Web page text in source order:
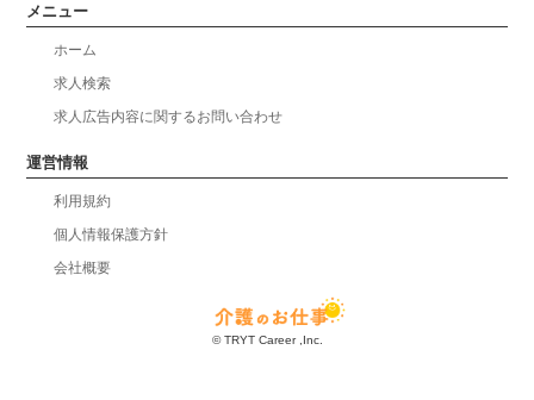
メニュー
ホーム
求人検索
求人広告内容に関するお問い合わせ
運営情報
利用規約
個人情報保護方針
会社概要
© TRYT Career ,Inc.